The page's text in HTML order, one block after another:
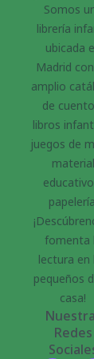
Somos
librería
ubicada
Madrid
amplio
de
libros
juegos de
material
fomenta
lectura en
pequeños
casa!
Redes